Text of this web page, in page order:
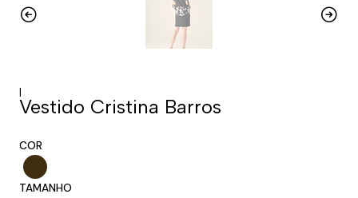
|
Vestido Cristina Barros
COR
TAMANHO